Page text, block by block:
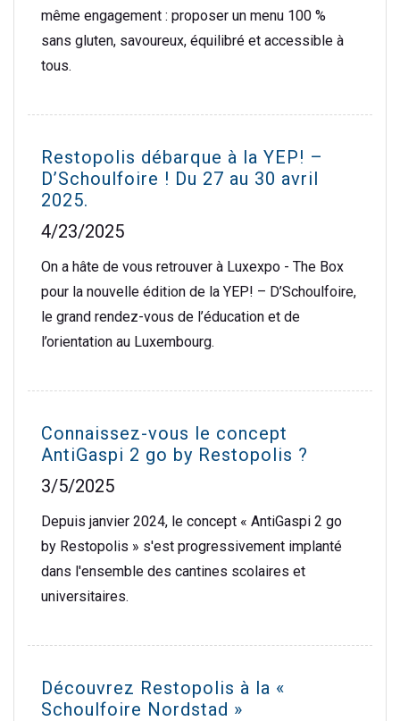
même engagement : proposer un menu 100 %
sans gluten, savoureux, équilibré et accessible à
tous.
Restopolis débarque à la YEP! –
D’Schoulfoire ! Du 27 au 30 avril
2025.
4/23/2025
On a hâte de vous retrouver à Luxexpo - The Box
pour la nouvelle édition de la YEP! – D’Schoulfoire,
le grand rendez-vous de l’éducation et de
l’orientation au Luxembourg.
Connaissez-vous le concept
AntiGaspi 2 go by Restopolis ?
3/5/2025
Depuis janvier 2024, le concept « AntiGaspi 2 go
by Restopolis » s'est progressivement implanté
dans l'ensemble des cantines scolaires et
universitaires.
Découvrez Restopolis à la «
Schoulfoire Nordstad »